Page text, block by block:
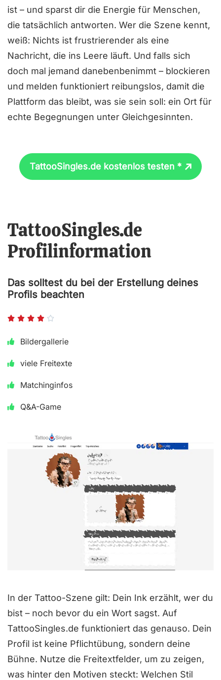
ist – und sparst dir die Energie für Menschen,
die tatsächlich antworten. Wer die Szene kennt,
weiß: Nichts ist frustrierender als eine
Nachricht, die ins Leere läuft. Und falls sich
doch mal jemand danebenbenimmt – blockieren
und melden funktioniert reibungslos, damit die
Plattform das bleibt, was sie sein soll: ein Ort für
echte Begegnungen unter Gleichgesinnten.
TattooSingles.de kostenlos testen *
TattooSingles.de
Profilinformation
Das solltest du bei der Erstellung deines
Profils beachten
    
e
e
m
i
t
4
Bildergallerie
viele Freitexte
Matchinginfos
Q&A-Game
In der Tattoo-Szene gilt: Dein Ink erzählt, wer du
bist – noch bevor du ein Wort sagst. Auf
TattooSingles.de funktioniert das genauso. Dein
Profil ist keine Pflichtübung, sondern deine
Bühne. Nutze die Freitextfelder, um zu zeigen,
was hinter den Motiven steckt: Welchen Stil